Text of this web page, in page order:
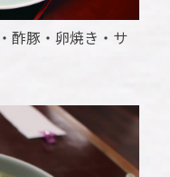
酢豚・卵焼き・サ